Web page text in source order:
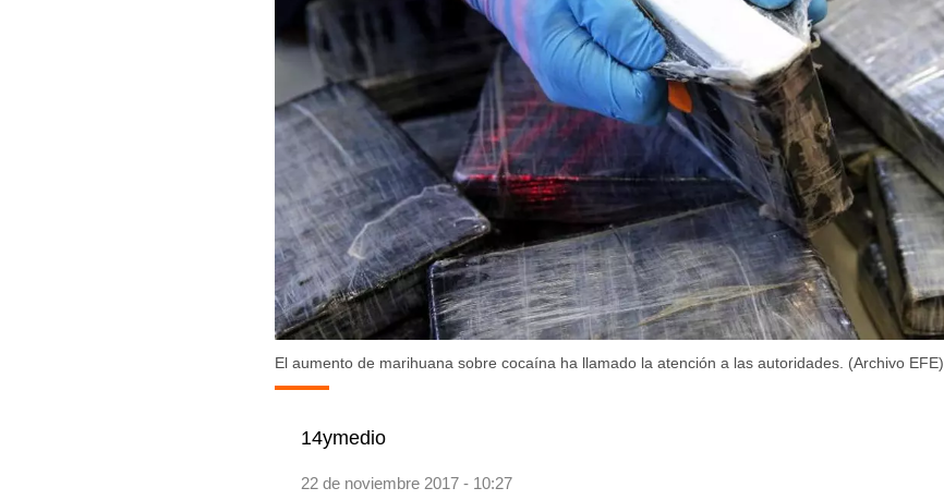
El aumento de marihuana sobre cocaína ha llamado la atención a las autoridades. (Archivo EFE)
14ymedio
22 de noviembre 2017 - 10:27